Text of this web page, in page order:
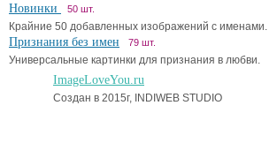
Новинки 50 шт.
Крайние 50 добавленных изображений с именами.
Признания без имен 79 шт.
Универсальные картинки для признания в любви.
ImageLoveYou.ru
Создан в 2015г, INDIWEB STUDIO